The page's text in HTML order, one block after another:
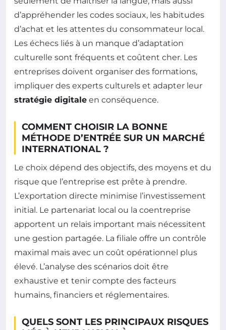
d’appréhender les codes sociaux, les habitudes
d’achat et les attentes du consommateur local.
Les échecs liés à un manque d’adaptation
culturelle sont fréquents et coûtent cher. Les
entreprises doivent organiser des formations,
impliquer des experts culturels et adapter leur
stratégie digitale en conséquence.
COMMENT CHOISIR LA BONNE
MÉTHODE D’ENTRÉE SUR UN MARCHÉ
INTERNATIONAL ?
Le choix dépend des objectifs, des moyens et du
risque que l’entreprise est prête à prendre.
L’exportation directe minimise l’investissement
initial. Le partenariat local ou la coentreprise
apportent un relais important mais nécessitent
une gestion partagée. La filiale offre un contrôle
maximal mais avec un coût opérationnel plus
élevé. L’analyse des scénarios doit être
exhaustive et tenir compte des facteurs
humains, financiers et réglementaires.
QUELS SONT LES PRINCIPAUX RISQUES